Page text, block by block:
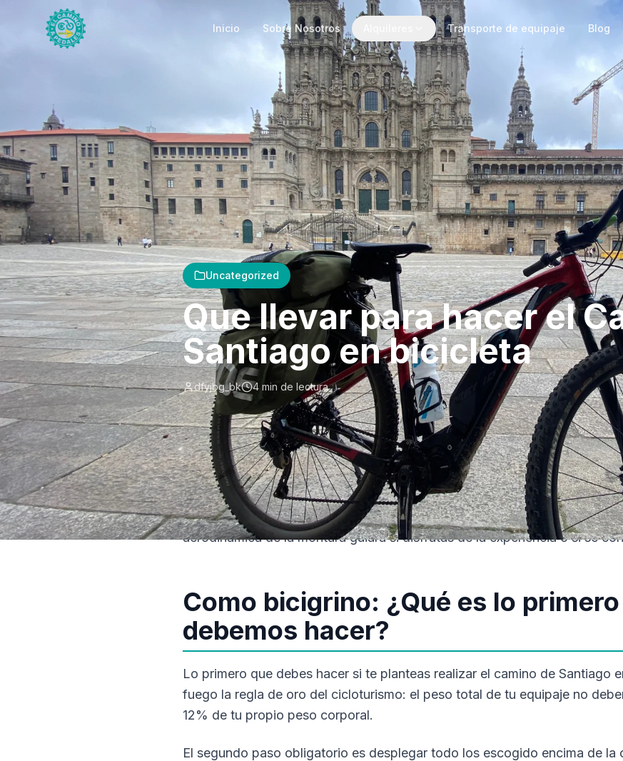
Inicio Sobre Nosotros Transporte de equipaje Blog
Uncategorized
Que llevar para hacer el
Santiago en bicicleta
dfyjbg_bk 4 min de lectura
Plantearte hacer el camino de Santiago como «bicigrino» exige una
la del peregrino tradicional. La velocidad es mayor, el desgaste mecánico
aerodinámica de la montura guiará si disfrutas de la experiencia o si se
Como bicigrino: ¿Qué es lo
debemos hacer?
Lo primero que debes hacer si te planteas realizar el camino de Santiago
fuego la regla de oro del cicloturismo: el peso total de tu equipaje no
12% de tu propio peso corporal.
El segundo paso obligatorio es desplegar todo los escogido encima de la